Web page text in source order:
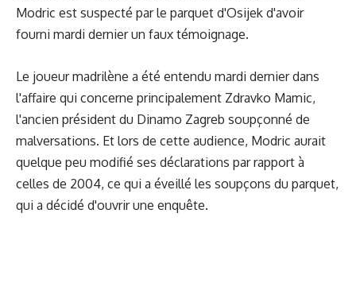
Modric est suspecté par le parquet d'Osijek d'avoir
fourni mardi dernier un faux témoignage.
Le joueur madrilène a été entendu mardi dernier dans
l'affaire qui concerne principalement Zdravko Mamic,
l'ancien président du Dinamo Zagreb soupçonné de
malversations. Et lors de cette audience, Modric aurait
quelque peu modifié ses déclarations par rapport à
celles de 2004, ce qui a éveillé les soupçons du parquet,
qui a décidé d'ouvrir une enquête.